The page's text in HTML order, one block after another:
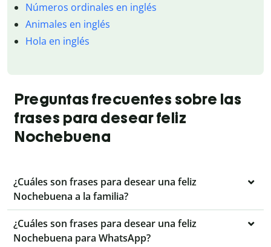
Números ordinales en inglés
Animales en inglés
Hola en inglés
Preguntas frecuentes sobre las
frases para desear feliz
Nochebuena
¿Cuáles son frases para desear una feliz
Nochebuena a la familia?
¿Cuáles son frases para desear una feliz
Nochebuena para WhatsApp?